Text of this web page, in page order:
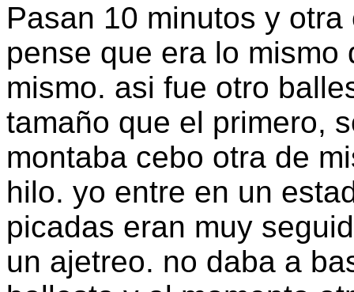
Pasan 10 minutos y
pense que era lo
mismo. asi fue otro
tamaño que el primero,
montaba cebo otra de
hilo. yo entre en un
picadas eran muy
un ajetreo. no daba a